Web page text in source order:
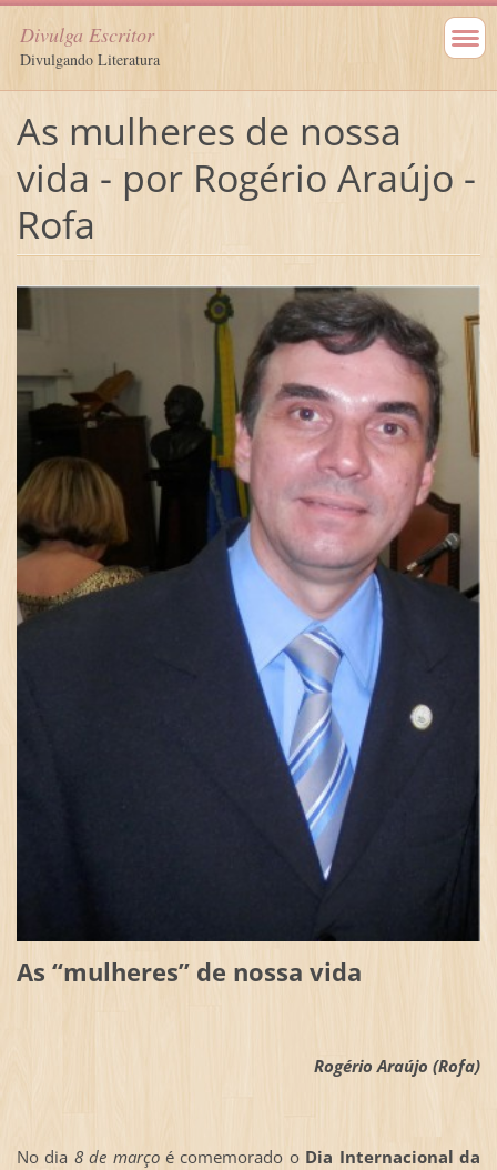
Divulga Escritor
Divulgando Literatura
As mulheres de nossa
vida - por Rogério Araújo -
Rofa
As “mulheres” de nossa vida
Rogério Araújo (Rofa)
No dia 8 de marçoé comemorado o Dia Internacional da